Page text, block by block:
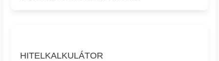
HITELKALKULÁTOR